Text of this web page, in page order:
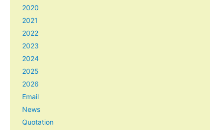
2020
2021
2022
2023
2024
2025
2026
Email
News
Quotation